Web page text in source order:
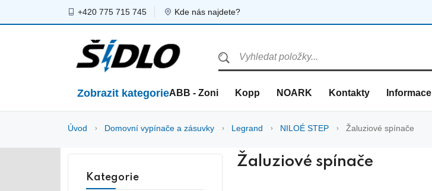
+420 775 715 745 Kde nás najdete?
Zobrazit kategorieABB - Zoni Kopp NOARK Kontakty Informace
Úvod Domovní vypínače a zásuvky Legrand NILOÉ STEP Žaluziové spínače
Žaluziové spínače
Kategorie